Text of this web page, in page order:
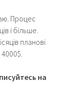
Процес
і більше.
планові
на